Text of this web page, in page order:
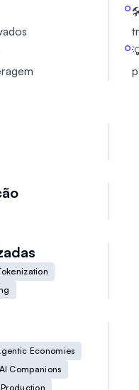
Economies
AI Companions